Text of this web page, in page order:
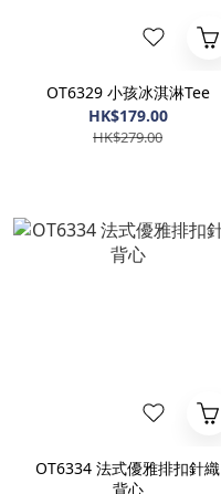
OT6329 小孩冰淇淋Tee
HK$179.00
HK$279.00
OT6334 法式優雅排扣針織
背心